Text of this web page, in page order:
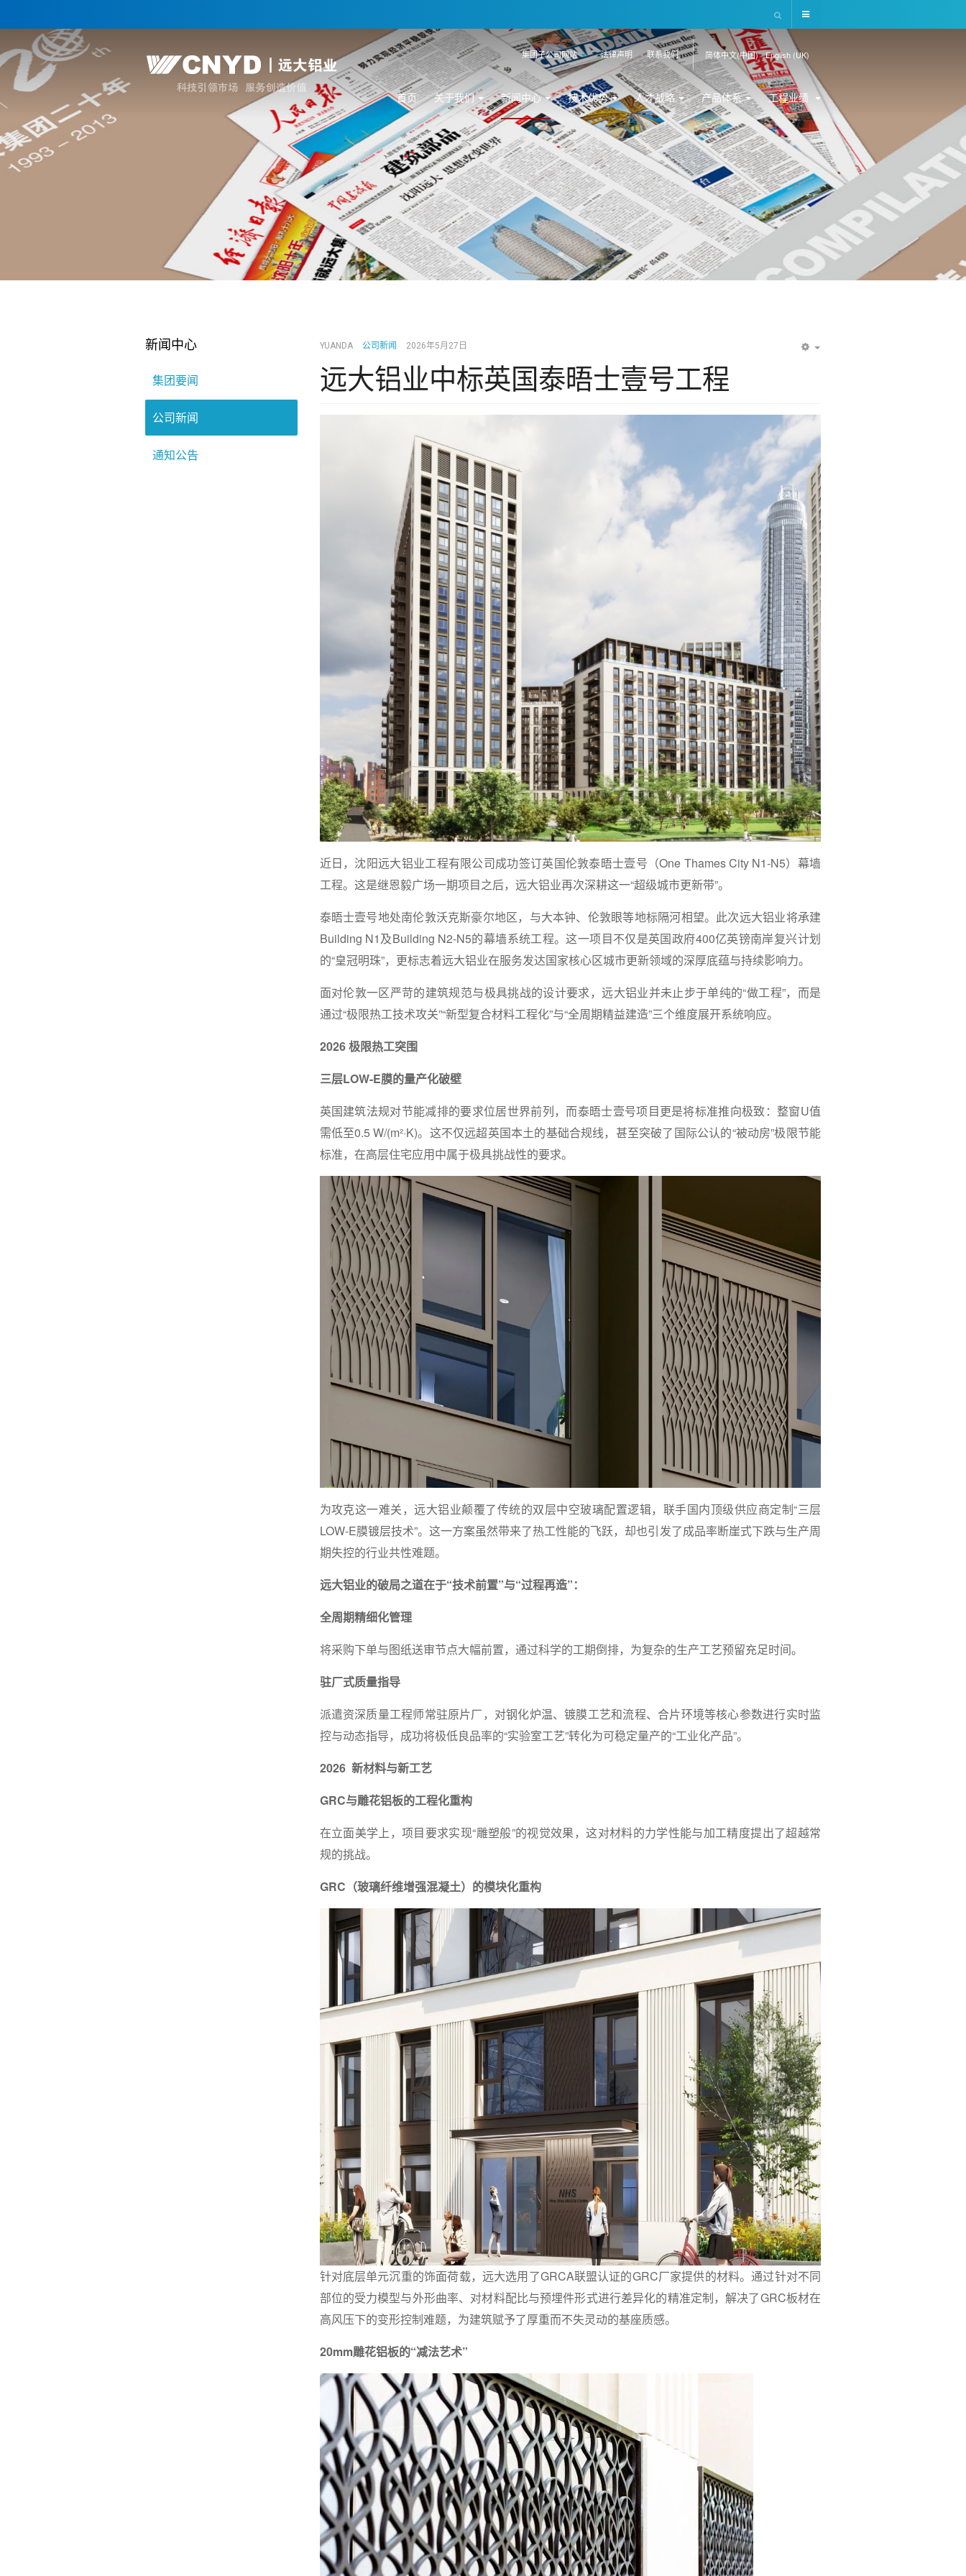
English (UK)
简体中文(中国)
联系我们
法律声明
集团子公司网站
首页 关于我们 新闻中心 技术优势 人才战略 产品体系 工程业绩
YUANDA 公司新闻 2026年5月27日
远大铝业中标英国泰晤士壹号工程
近日， 沈阳远大铝业工程有限公司成功签订英国伦敦泰晤士壹号（One Thames City N1-N5）幕墙
工程。这是继恩毅广场一期项目之后，远大铝业再次深耕这一“超级城市更新带”。
泰晤士壹号地处南伦敦沃克斯豪尔地区，与大本钟、伦敦眼等地标隔河相望。此次远大铝业将承建
Building N1及Building N2-N5的幕墙系统工程。这一项目不仅是英国政府400亿英镑南岸复兴计划
的“皇冠明珠”，更标志着远大铝业在服务发达国家核心区城市更新领域的深厚底蕴与持续影响力。
面对伦敦一区严苛的建筑规范与极具挑战的设计要求，远大铝业并未止步于单纯的“做工程”，而是
通过“极限热工技术攻关”“新型复合材料工程化”与“全周期精益建造”三个维度展开系统响应。
2026极限热工突围
三层LOW-E膜的量产化破壁
英国建筑法规对节能减排的要求位居世界前列，而泰晤士壹号项目更是将标准推向极致：整窗U值
需低至0.5 W/(m²·K)。这不仅远超英国本土的基础合规线，甚至突破了国际公认的“被动房”极限节能
标准，在高层住宅应用中属于极具挑战性的要求。
为攻克这一难关，远大铝业颠覆了传统的双层中空玻璃配置逻辑，联手国内顶级供应商定制“三层
LOW-E膜镀层技术”。这一方案虽然带来了热工性能的飞跃，却也引发了成品率断崖式下跌与生产周
期失控的行业共性难题。
远大铝业的破局之道在于“技术前置”与“过程再造”：
全周期精细化管理
将采购下单与图纸送审节点大幅前置，通过科学的工期倒排，为复杂的生产工艺预留充足时间。
驻厂式质量指导
派遣资深质量工程师常驻原片厂，对钢化炉温、镀膜工艺和流程、合片环境等核心参数进行实时监
控与动态指导，成功将极低良品率的“实验室工艺”转化为可稳定量产的“工业化产品”。
2026 新材料与新工艺
GRC与雕花铝板的工程化重构
在立面美学上，项目要求实现“雕塑般”的视觉效果，这对材料的力学性能与加工精度提出了超越常
规的挑战。
GRC（玻璃纤维增强混凝土） 的模块化重构
针对底层单元沉重的饰面荷载，远大选用了GRCA联盟认证的GRC厂家提供的材料。通过针对不同
部位的受力模型与外形曲率、对材料配比与预埋件形式进行差异化的精准定制，解决了GRC板材在
高风压下的变形控制难题，为建筑赋予了厚重而不失灵动的基座质感。
20mm雕花铝板的“减法艺术”
新闻中心
集团要闻
公司新闻
通知公告